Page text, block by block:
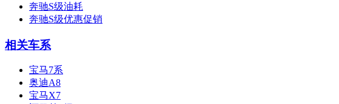
奔驰S级油耗
奔驰S级优惠促销
相关车系
宝马7系
奥迪A8
宝马X7